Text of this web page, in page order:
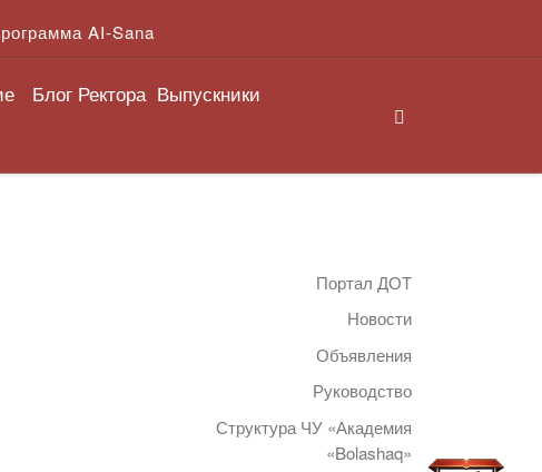
AI-Sana
Блог Ректора Выпускники
Портал ДОТ
Новости
Объявления
Руководство
Структура ЧУ «Академия
«Bolashaq»